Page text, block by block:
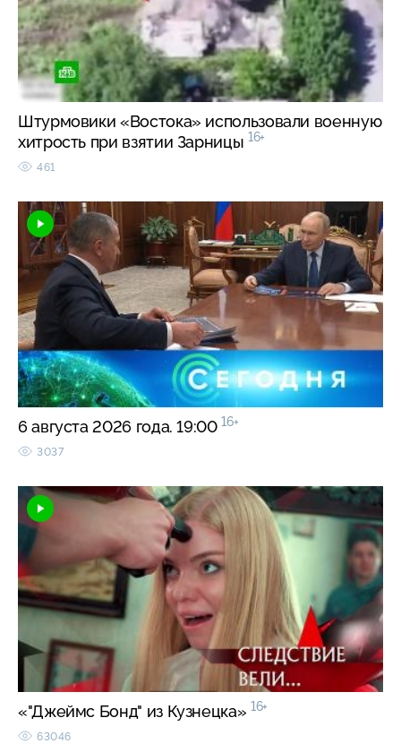
Штурмовики «Востока» использовали военную
хитрость при взятии Зарницы 16+
461
6 августа 2026 года. 19:00 16+
3037
«"Джеймс Бонд" из Кузнецка» 16+
63046